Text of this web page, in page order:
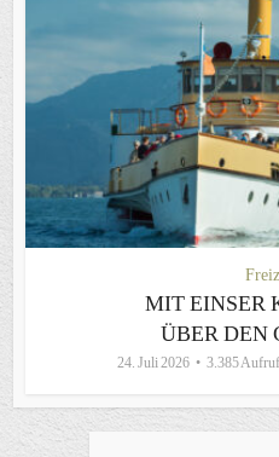
MIT EINSER
ÜBER DEN
24. Juli 2026 3.385